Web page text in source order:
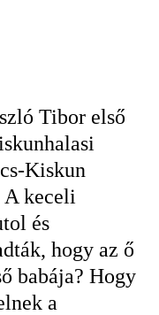
Tibor első
Kiskun
A keceli
és
hogy az ő
babája? Hogy
a